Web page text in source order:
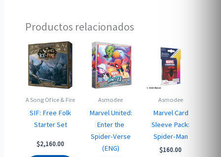
Productos relacionados
A Song Of Ice & Fire
SIF: Free Folk
Starter Set
$2,160.00
Asmodee
Marvel United:
Enter the
Spider-Verse
(ENG)
Asmodee
Marvel Card
Sleeve Pack:
Spider-Man
$160.00